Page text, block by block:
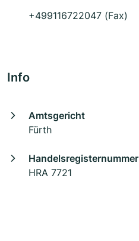
+499116722047 (Fax)
Info
Amtsgericht
Fürth
Handelsregisternummer
HRA 7721